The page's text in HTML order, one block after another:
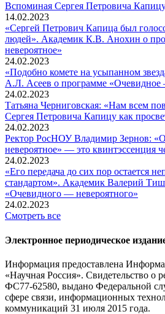
Вспоминaя Сергея Петровича
14.02.2023
«Сергей Петрович Капица был
людей». Академик К.В. Анохин о
невероятное»
24.02.2023
«Подобно комете на усыпанном
А.Л. Асеев о программе «Очевидное
24.02.2023
Татьяна Черниговская: «Нам всем
Сергея Петровича Капицу как
24.02.2023
Ректор РосНОУ Владимир Зернов:
невероятное» — это квинтэссенция
24.02.2023
«Его передача до сих пор остается
стандартом». Академик Валерий
«Очевидного — невероятного»
24.02.2023
Смотреть все
Электронное периодическое
Информация предоставлена
«Научная Россия». Свидетельство
ФС77-62580, выдано Федеральной
сфере связи, информационных
коммуникаций 31 июля 2015 года.